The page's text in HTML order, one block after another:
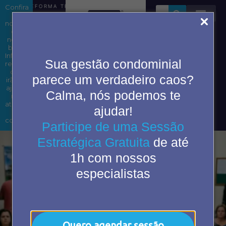
Sua gestão condominial
parece um verdadeiro caos?
Calma, nós podemos te
ajudar!
Participe de uma Sessão
Estratégica Gratuita de até
1h com nossos
especialistas
Confira
as
novidades
em
nosso
blog.
Informações
relevantes
que
irão te
ajudar
nas
atividades
cotidiano.
REFORMA TRIBUTÁRIA EM CONDOMÍNIOS: ENTENDA OS
condômino
2ª Via
de
boleto